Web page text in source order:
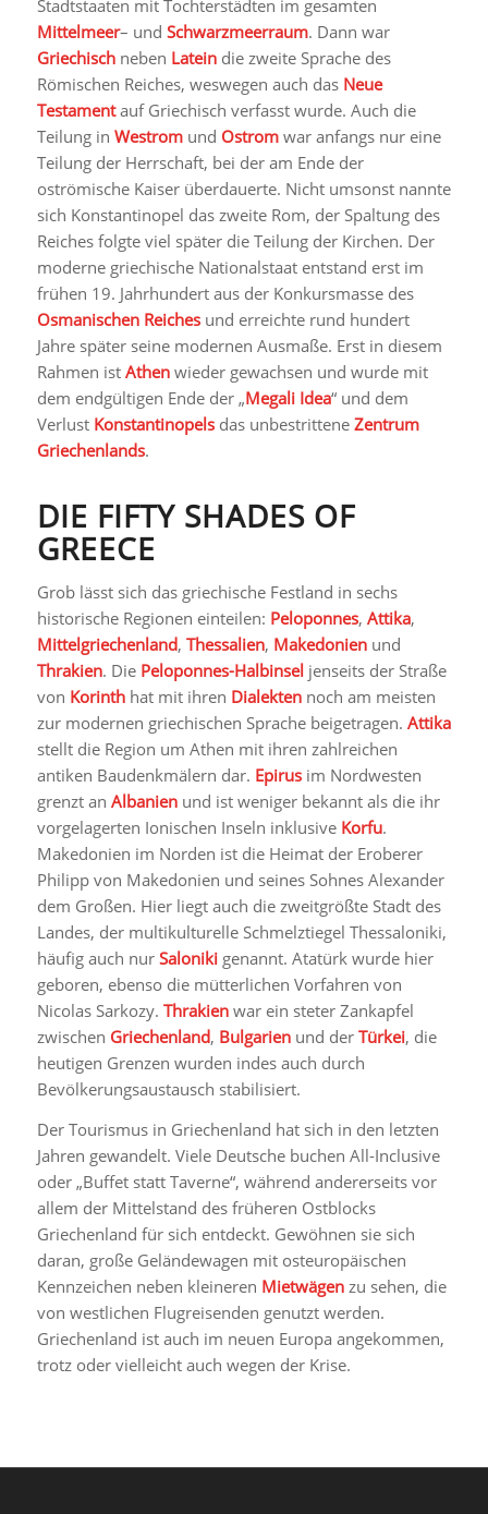
Stadtstaaten mit Tochterstädten im gesamten
Mittelmeer– und Schwarzmeerraum. Dann war
Griechischneben Lateindie zweite Sprache des
Römischen Reiches, weswegen auch das Neue
Testamentauf Griechisch verfasst wurde. Auch die
Teilung in Westromund Ostromwar anfangs nur eine
Teilung der Herrschaft, bei der am Ende der
oströmische Kaiser überdauerte. Nicht umsonst nannte
sich Konstantinopel das zweite Rom, der Spaltung des
Reiches folgte viel später die Teilung der Kirchen. Der
moderne griechische Nationalstaat entstand erst im
frühen 19. Jahrhundert aus der Konkursmasse des
Osmanischen Reiches und erreichte rund hundert
Jahre später seine modernen Ausmaße. Erst in diesem
Rahmen ist Athenwieder gewachsen und wurde mit
dem endgültigen Ende der „Megali Idea“ und dem
Verlust Konstantinopelsdas unbestrittene Zentrum
Griechenlands.
DIE FIFTY SHADES OF
GREECE
Grob lässt sich das griechische Festland in sechs
historische Regionen einteilen: Peloponnes, Attika,
Mittelgriechenland, Thessalien, Makedonienund
Thrakien. Die Peloponnes-Halbinseljenseits der Straße
von Korinthhat mit ihren Dialektennoch am meisten
zur modernen griechischen Sprache beigetragen. Attika
stellt die Region um Athen mit ihren zahlreichen
antiken Baudenkmälern dar. Epirusim Nordwesten
grenzt an Albanienund ist weniger bekannt als die ihr
vorgelagerten Ionischen Inseln inklusive Korfu.
Makedonien im Norden ist die Heimat der Eroberer
Philipp von Makedonien und seines Sohnes Alexander
dem Großen. Hier liegt auch die zweitgrößte Stadt des
Landes, der multikulturelle Schmelztiegel Thessaloniki,
häufig auch nur Salonikigenannt. Atatürk wurde hier
geboren, ebenso die mütterlichen Vorfahren von
Nicolas Sarkozy. Thrakienwar ein steter Zankapfel
zwischen Griechenland, Bulgarienund der Türkei, die
heutigen Grenzen wurden indes auch durch
Bevölkerungsaustausch stabilisiert.
Der Tourismus in Griechenland hat sich in den letzten
Jahren gewandelt. Viele Deutsche buchen All-Inclusive
oder „Buffet statt Taverne“, während andererseits vor
allem der Mittelstand des früheren Ostblocks
Griechenland für sich entdeckt. Gewöhnen sie sich
daran, große Geländewagen mit osteuropäischen
Kennzeichen neben kleineren Mietwägenzu sehen, die
von westlichen Flugreisenden genutzt werden.
Griechenland ist auch im neuen Europa angekommen,
trotz oder vielleicht auch wegen der Krise.